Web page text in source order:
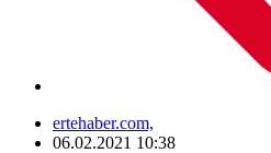
ertehaber.com,
06.02.2021 10:38